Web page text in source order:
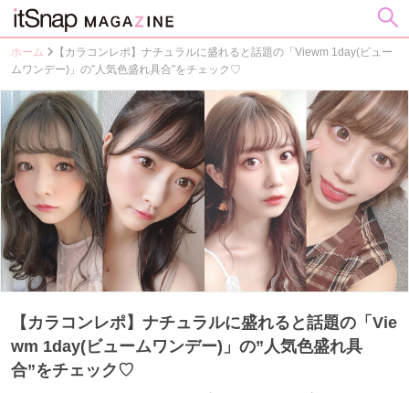
ホーム
【カラコンレポ】ナチュラルに盛れると話題の「Viewm 1day(ビュー
ムワンデー)」の”人気色盛れ具合”をチェック♡
【カラコンレポ】ナチュラルに盛れると話題の「Vie
wm 1day(ビュームワンデー)」の”人気色盛れ具
合”をチェック♡